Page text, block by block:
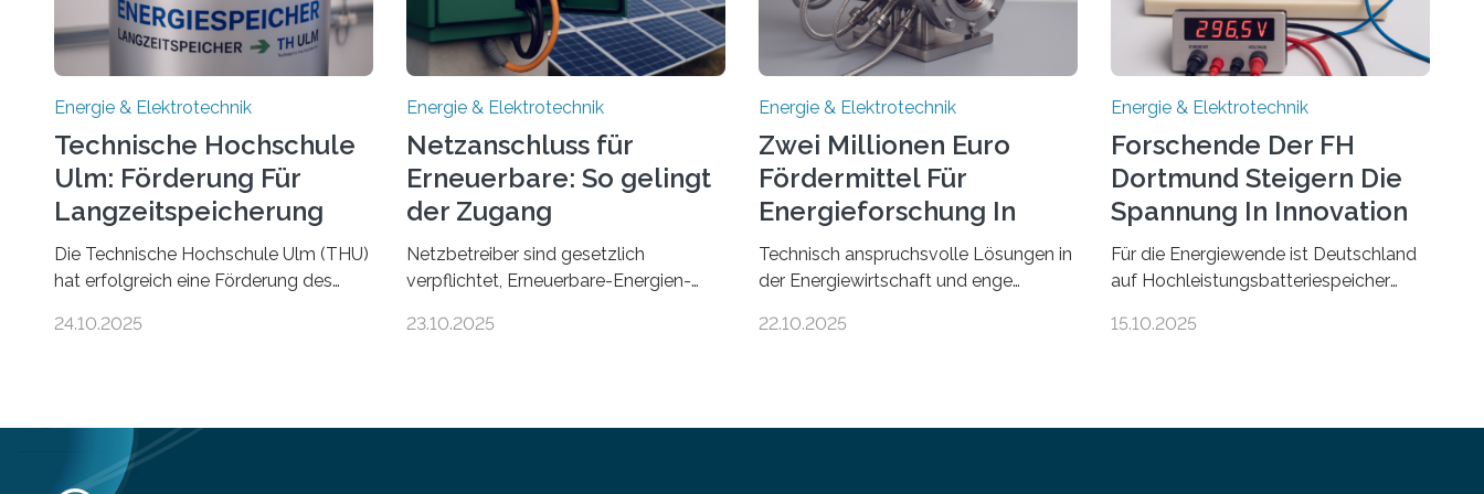
Energie & Elektrotechnik
Technische Hochschule
Ulm: Förderung Für
Langzeitspeicherung
von Energie
Die Technische Hochschule Ulm (THU)
hat erfolgreich eine Förderung des
Energiewirtschaft Baden-Württemberg
Liegenschaften und Quartieren“
eingeworben. Ziel des Projekts ist die
24.10.2025
Energie & Elektrotechnik
Netzanschluss für
Erneuerbare: So gelingt
der Zugang
Netzbetreiber sind gesetzlich
verpflichtet, Erneuerbare-Energien-
Stromnetz anzuschließen und die
23.10.2025
Energie & Elektrotechnik
Zwei Millionen Euro
Fördermittel Für
Energieforschung In
Regensburg
Technisch anspruchsvolle Lösungen in
der Energiewirtschaft und enge
der Region: Das zeichnet die beiden
22.10.2025
Energie & Elektrotechnik
Forschende Der FH
Dortmund Steigern Die
Spannung In Innovation
Für die Energiewende ist Deutschland
auf Hochleistungsbatteriespeicher
und Dunkelheit Strom bereitzustellen.
15.10.2025